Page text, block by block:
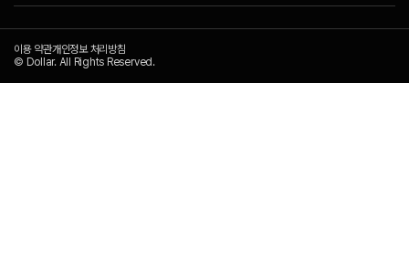
이용 약관개인정보 처리방침
© Dollar. All Rights Reserved.